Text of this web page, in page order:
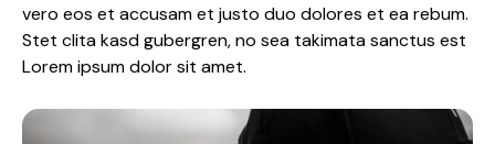
vero eos et accusam et justo duo dolores et ea rebum.
Stet clita kasd gubergren, no sea takimata sanctus est
Lorem ipsum dolor sit amet.